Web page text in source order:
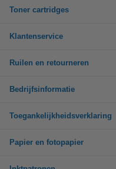
Toner cartridges
Klantenservice
Ruilen en retourneren
Bedrijfsinformatie
Toegankelijkheidsverklaring
Papier en fotopapier